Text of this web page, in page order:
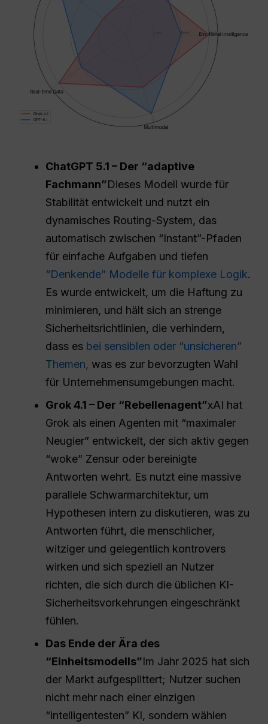
ChatGPT 5.1 – Der “adaptive
Fachmann”Dieses Modell wurde für
Stabilität entwickelt und nutzt ein
dynamisches Routing-System, das
automatisch zwischen “Instant”-Pfaden
für einfache Aufgaben und tiefen
“Denkende” Modelle für komplexe Logik.
Es wurde entwickelt, um die Haftung zu
minimieren, und hält sich an strenge
Sicherheitsrichtlinien, die verhindern,
dass es bei sensiblen oder “unsicheren”
Themen, was es zur bevorzugten Wahl
für Unternehmensumgebungen macht.
Grok 4.1 – Der “Rebellenagent”xAI hat
Grok als einen Agenten mit “maximaler
Neugier” entwickelt, der sich aktiv gegen
“woke” Zensur oder bereinigte
Antworten wehrt. Es nutzt eine massive
parallele Schwarmarchitektur, um
Hypothesen intern zu diskutieren, was zu
Antworten führt, die menschlicher,
witziger und gelegentlich kontrovers
wirken und sich speziell an Nutzer
richten, die sich durch die üblichen KI-
Sicherheitsvorkehrungen eingeschränkt
fühlen.
Das Ende der Ära des
“Einheitsmodells”Im Jahr 2025 hat sich
der Markt aufgesplittert; Nutzer suchen
nicht mehr nach einer einzigen
“intelligentesten” KI, sondern wählen